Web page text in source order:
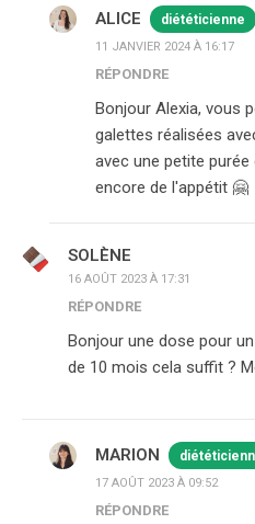
ALICE diététicienne
11 JANVIER 2024 À 16:17
RÉPONDRE
Bonjour Alexia, vous
galettes réalisées
avec une petite
encore de l'appétit 🤗
SOLÈNE
16 AOÛT 2023 À 17:31
RÉPONDRE
Bonjour une dose pour
de 10 mois cela suffit ?
MARION
17 AOÛT 2023 À 09:52
RÉPONDRE